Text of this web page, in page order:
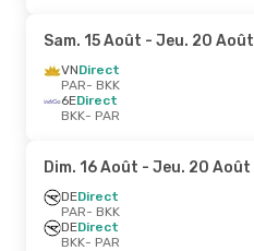
Sam. 15 Août - Jeu. 20 Août
VNDirect
PAR- BKK
6EDirect
BKK- PAR
Dim. 16 Août - Jeu. 20 Août
DEDirect
PAR- BKK
DEDirect
BKK- PAR